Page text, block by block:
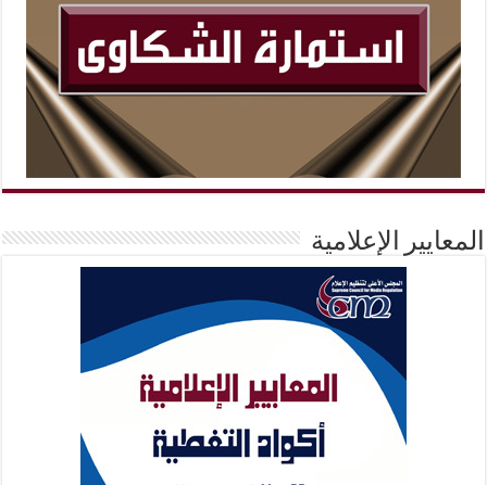
المعايير الإعلامية